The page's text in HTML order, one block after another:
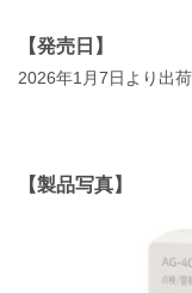
【発売日】
2026年1月7日より出
【製品写真】